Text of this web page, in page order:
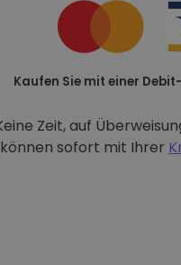
Kaufen Sie mit einer
Zeit, auf
können sofort mit Ihrer